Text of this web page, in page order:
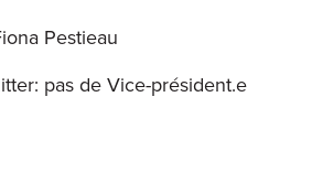
Pestieau
pas de Vice-président.e